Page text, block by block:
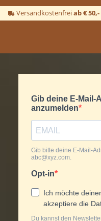
Versandkostenfreiab € 50,-